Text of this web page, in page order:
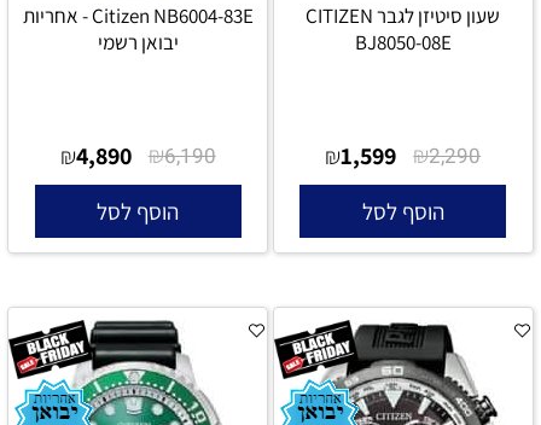
שעון סיטיזן לגבר CITIZEN
BJ8050-08E
₪2,290
₪1,599
הוסף לסל
Citizen NB6004-83E - אחריות
יבואן רשמי
₪6,190
₪4,890
הוסף לסל